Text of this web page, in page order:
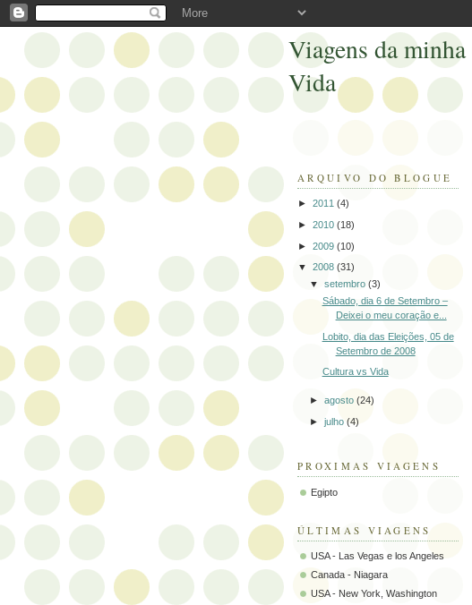
Viagens da minha
Vida
ARQUIVO DO BLOGUE
► 2011 (4)
► 2010 (18)
► 2009 (10)
▼ 2008 (31)
▼setembro(3)
Sábado, dia 6 de Setembro –
Deixei o meu coração e...
Lobito, dia das Eleições, 05 de
Setembro de 2008
Cultura vs Vida
►agosto(24)
►julho(4)
PROXIMAS VIAGENS
Egipto
ÚLTIMAS VIAGENS
USA - Las Vegas e los Angeles
Canada - Niagara
USA - New York, Washington